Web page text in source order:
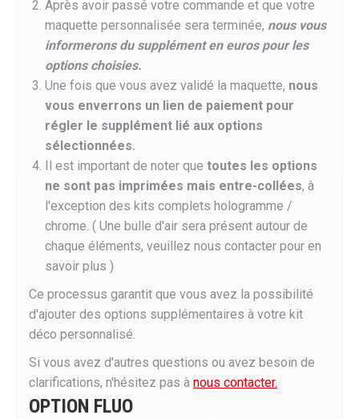
Après avoir passé votre commande et que votre
maquette personnalisée sera terminée, nous vous
informerons du supplément en euros pour les
options choisies.
Une fois que vous avez validé la maquette, nous
vous enverrons un lien de paiement pour
régler le supplément lié aux options
sélectionnées.
Il est important de noter que toutes les options
ne sont pas imprimées mais entre-collées, à
l'exception des kits complets hologramme /
chrome. ( Une bulle d'air sera présent autour de
chaque éléments, veuillez nous contacter pour en
savoir plus )
Ce processus garantit que vous avez la possibilité
d'ajouter des options supplémentaires à votre kit
déco personnalisé.
Si vous avez d'autres questions ou avez besoin de
clarifications, n'hésitez pas à nous contacter.
OPTION FLUO